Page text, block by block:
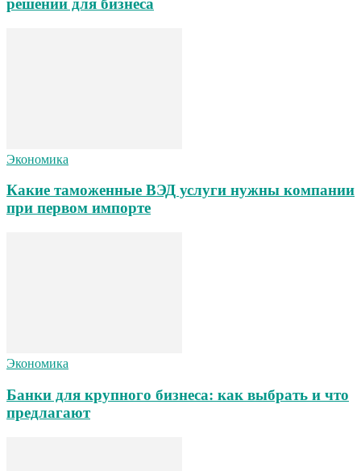
решений для бизнеса
Экономика
Какие таможенные ВЭД услуги нужны компании
при первом импорте
Экономика
Банки для крупного бизнеса: как выбрать и что
предлагают